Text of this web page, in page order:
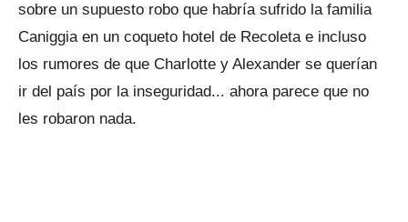
sobre un supuesto robo que habría sufrido la familia
Caniggia en un coqueto hotel de Recoleta e incluso
los rumores de que Charlotte y Alexander se querían
ir del país por la inseguridad... ahora parece que no
les robaron nada.